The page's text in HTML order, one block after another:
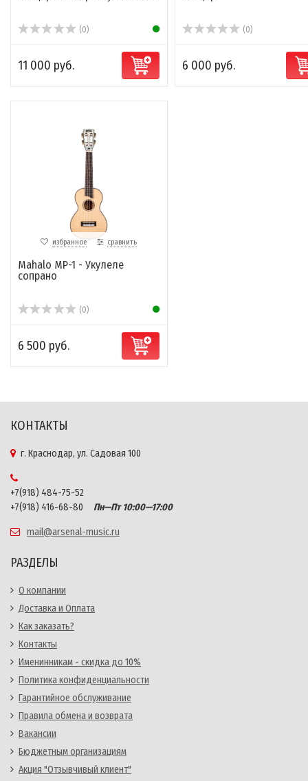
(0)
11 000 руб.
(0)
6 000 руб.
избранное сравнить
Mahalo MP-1 - Укулеле
сопрано
(0)
6 500 руб.
КОНТАКТЫ
г. Краснодар, ул. Садовая 100
+7(918) 484-75-52
+7(918) 416-68-80
Пн—Пт 10:00—17:00
mail@arsenal-music.ru
РАЗДЕЛЫ
О компании
Доставка и Оплата
Как заказать?
Контакты
Именинникам - скидка до 10%
Политика конфиденциальности
Гарантийное обслуживание
Правила обмена и возврата
Вакансии
Бюджетным организациям
Акция "Отзывчивый клиент"